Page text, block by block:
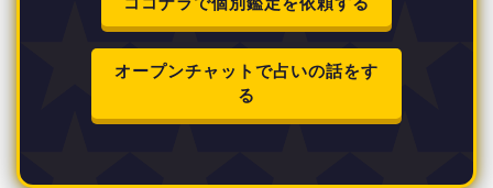
オープンチャットで占いの話をす
る